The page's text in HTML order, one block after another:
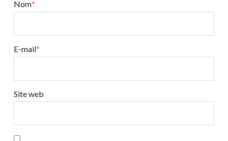
Combo07.16.2018
Nom*
E-mail*
Site web